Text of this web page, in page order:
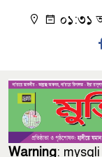
০১:৩১
Warning: